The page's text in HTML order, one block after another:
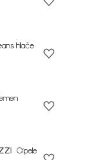
hlače
Cipele